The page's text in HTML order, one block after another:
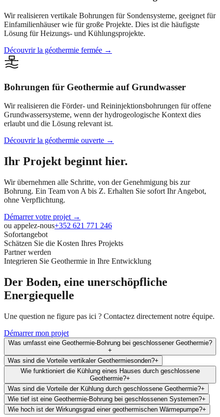
Wir realisieren vertikale Bohrungen für Sondensysteme, geeignet für
Einfamilienhäuser wie für große Projekte. Dies ist die häufigste
Lösung für Heizungs- und Kühlungsprojekte.
Découvrir la géothermie fermée →
Bohrungen für Geothermie auf Grundwasser
Wir realisieren die Förder- und Reininjektionsbohrungen für offene
Grundwassersysteme, wenn der hydrogeologische Kontext dies
erlaubt und die Lösung relevant ist.
Découvrir la géothermie ouverte →
Ihr Projekt beginnt hier.
Wir übernehmen alle Schritte, von der Genehmigung bis zur
Bohrung. Ein Team von A bis Z. Erhalten Sie sofort Ihr Angebot,
ohne Verpflichtung.
Démarrer votre projet →
ou appelez-nous+352 621 771 246
Sofortangebot
Schätzen Sie die Kosten Ihres Projekts
Partner werden
Integrieren Sie Geothermie in Ihre Entwicklung
Der Boden, eine unerschöpfliche
Energiequelle
Une question ne figure pas ici ? Contactez directement notre équipe.
Démarrer mon projet
Was umfasst eine Geothermie-Bohrung bei geschlossener Geothermie?
+
Was sind die Vorteile vertikaler Geothermiesonden?+
Wie funktioniert die Kühlung eines Hauses durch geschlossene
Geothermie?+
Was sind die Vorteile der Kühlung durch geschlossene Geothermie?+
Wie tief ist eine Geothermie-Bohrung bei geschlossenen Systemen?+
Wie hoch ist der Wirkungsgrad einer geothermischen Wärmepumpe?+